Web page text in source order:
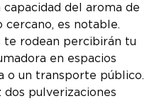
capacidad del aroma de
cercano, es notable.
te rodean percibirán tu
en espacios
o un transporte público.
dos pulverizaciones